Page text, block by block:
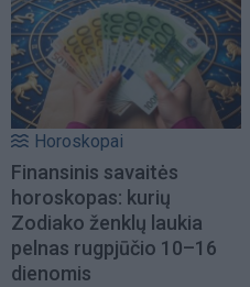
Horoskopai
Finansinis savaitės
horoskopas: kurių
Zodiako ženklų laukia
pelnas rugpjūčio 10–16
dienomis